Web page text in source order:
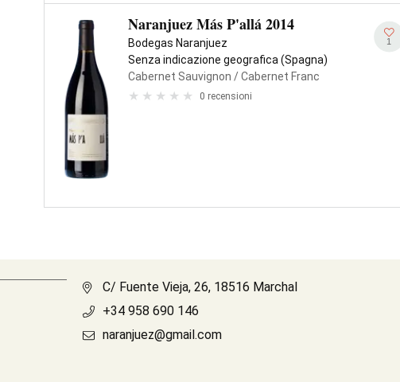
Naranjuez Más P'allá 2014
Bodegas Naranjuez
Senza indicazione geografica (Spagna)
Cabernet Sauvignon / Cabernet Franc
0 recensioni
1
C/ Fuente Vieja, 26, 18516 Marchal
+34 958 690 146
naranjuez@gmail.com